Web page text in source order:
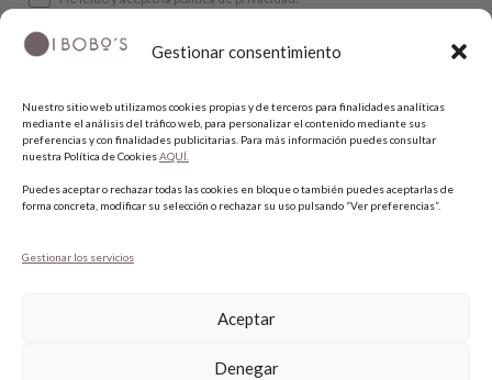
Gestionar consentimiento
Nuestro sitio web utilizamos cookies propias y de terceros para finalidades analíticas
mediante el análisis del tráfico web, para personalizar el contenido mediante sus
preferencias y con finalidades publicitarias. Para más información puedes consultar
nuestra Política de CookiesAQUÍ.
Puedes aceptar o rechazar todas las cookies en bloque o también puedes aceptarlas de
forma concreta, modificar su selección o rechazar su uso pulsando “Ver preferencias”.
Gestionar los servicios
Aceptar
Denegar
SUSCRIBIRME
SÍGUENOS
INSTAGRAM
PINTEREST